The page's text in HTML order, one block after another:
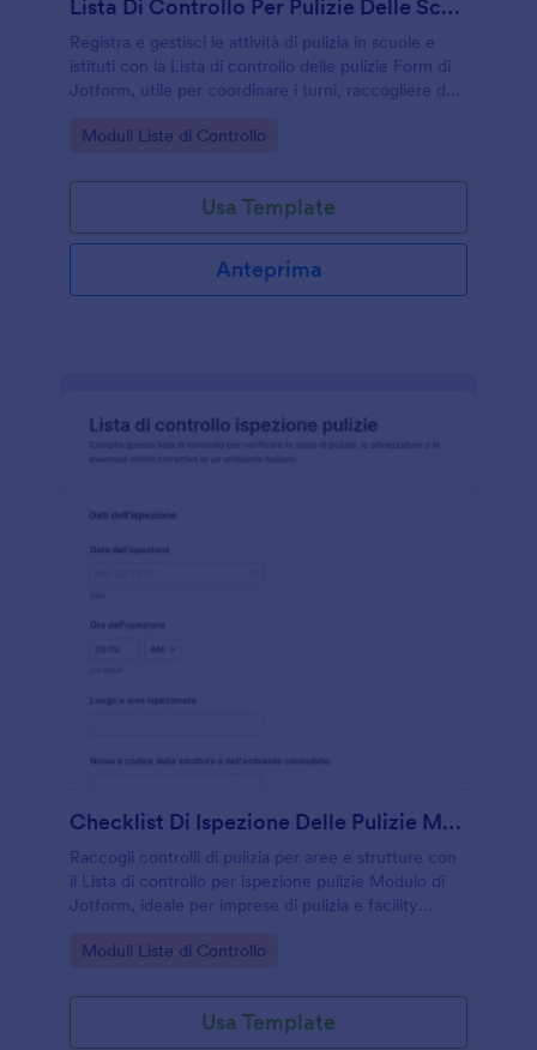
Lista Di Controllo Per Pulizie Delle Scuole Superiori Form
Registra e gestisci le attività di pulizia in scuole e
istituti con la Lista di controllo delle pulizie Form di
Jotform, utile per coordinare i turni, raccogliere dati
Go to Category:
Moduli Liste di Controllo
Usa Template
Anteprima
Checklist Di Ispezione Delle Pulizie Modulo
Raccogli controlli di pulizia per aree e strutture con
il Lista di controllo per ispezione pulizie Modulo di
Jotform, ideale per imprese di pulizia e facility
priorità e azioni correttive.
Go to Category:
Moduli Liste di Controllo
Usa Template